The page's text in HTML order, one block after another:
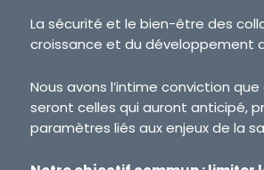
La sécurité et le bien-être des
croissance et du développement
Nous avons l’intime conviction
seront celles qui auront anticipé,
paramètres liés aux enjeux de la